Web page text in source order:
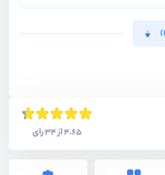
4.65 از 34 رای